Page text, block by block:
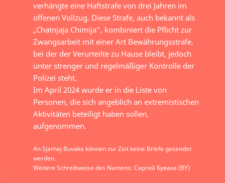
verhängte eine Haftstrafe von drei Jahren im
offenen Vollzug. Diese Strafe, auch bekannt als
„Chatnjaja Chimija“, kombiniert die Pflicht zur
Zwangsarbeit mit einer Art Bewährungsstrafe,
bei der der Verurteilte zu Hause bleibt, jedoch
unter strenger und regelmäßiger Kontrolle der
Polizei steht.
Im April 2024 wurde er in die Liste von
Personen, die sich angeblich an extremistischen
Aktivitäten beteiligt haben sollen,
aufgenommen.
An Sjarhej Buvaka können zur Zeit keine Briefe gesendet
werden.
Weitere Schreibweise des Namens: Сяргей Бувака (BY)